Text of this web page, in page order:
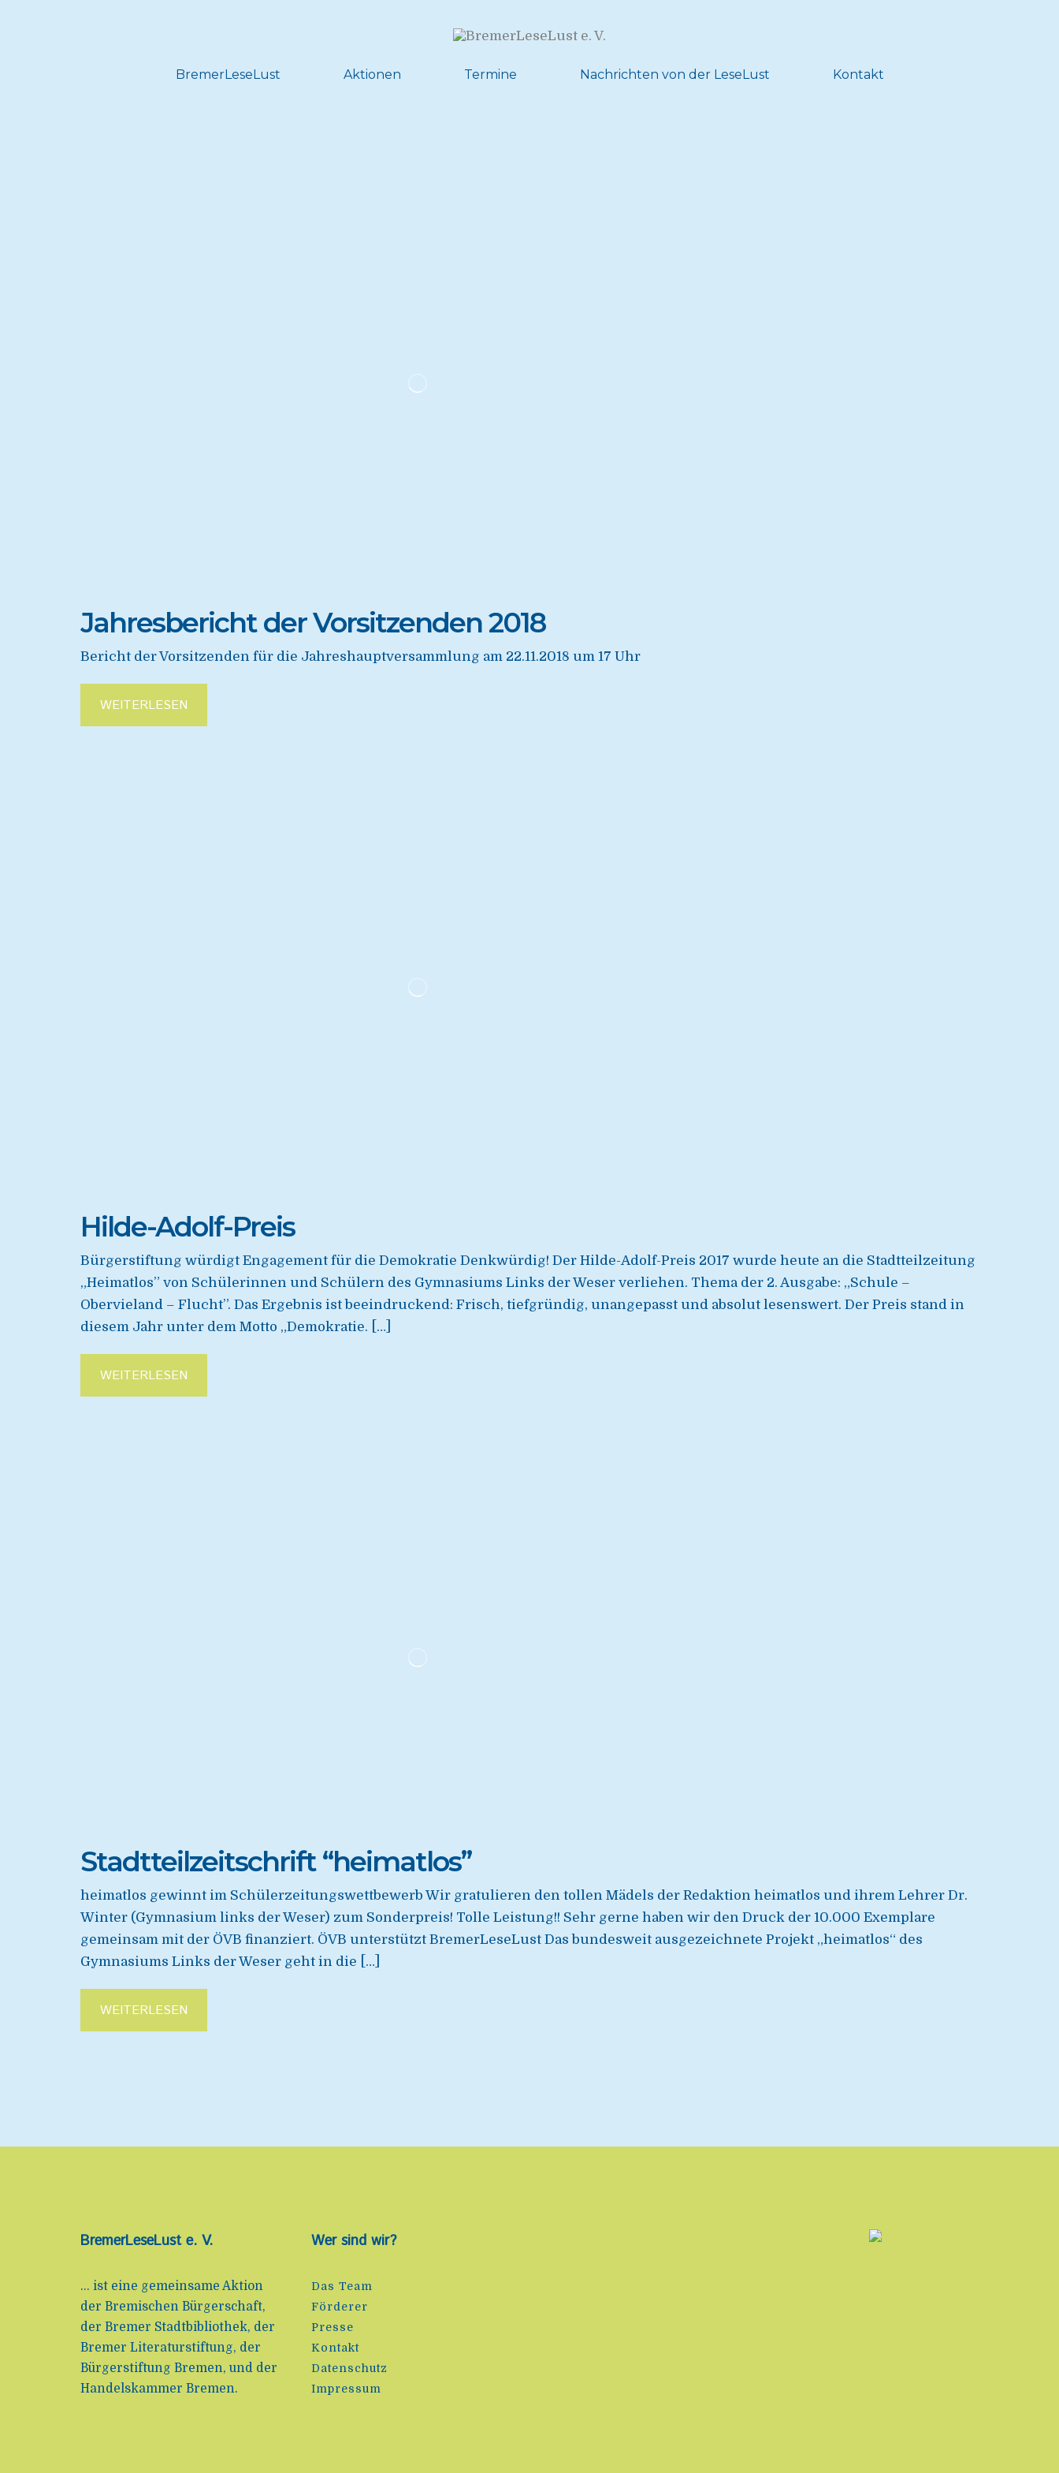
BremerLeseLust Aktionen Termine Nachrichten von der LeseLust Kontakt
Jahresbericht der Vorsitzenden 2018
Bericht der Vorsitzenden für die Jahreshauptversammlung am 22.11.2018 um 17 Uhr
WEITERLESEN
Hilde-Adolf-Preis
Bürgerstiftung würdigt Engagement für die Demokratie Denkwürdig! Der Hilde-Adolf-Preis 2017 wurde heute an die Stadtteilzeitung
„Heimatlos” von Schülerinnen und Schülern des Gymnasiums Links der Weser verliehen. Thema der 2. Ausgabe: „Schule –
Obervieland – Flucht”. Das Ergebnis ist beeindruckend: Frisch, tiefgründig, unangepasst und absolut lesenswert. Der Preis stand in
diesem Jahr unter dem Motto „Demokratie. […]
WEITERLESEN
Stadtteilzeitschrift “heimatlos”
heimatlos gewinnt im Schülerzeitungswettbewerb Wir gratulieren den tollen Mädels der Redaktion heimatlos und ihrem Lehrer Dr.
Winter (Gymnasium links der Weser) zum Sonderpreis! Tolle Leistung!! Sehr gerne haben wir den Druck der 10.000 Exemplare
gemeinsam mit der ÖVB finanziert. ÖVB unterstützt BremerLeseLust Das bundesweit ausgezeichnete Projekt „heimatlos“ des
Gymnasiums Links der Weser geht in die […]
WEITERLESEN
BremerLeseLust e. V.
... ist eine gemeinsame Aktion
der Bremischen Bürgerschaft,
der Bremer Stadtbibliothek, der
Bremer Literaturstiftung, der
Bürgerstiftung Bremen, und der
Handelskammer Bremen.
Wer sind wir?
Das Team
Förderer
Presse
Kontakt
Datenschutz
Impressum